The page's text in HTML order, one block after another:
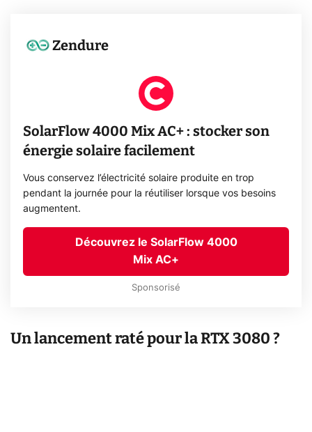
Zendure
SolarFlow 4000 Mix AC+ : stocker son
énergie solaire facilement
Vous conservez l’électricité solaire produite en trop
pendant la journée pour la réutiliser lorsque vos besoins
augmentent.
Découvrez le SolarFlow 4000
Mix AC+
Sponsorisé
Un lancement raté pour la RTX 3080 ?